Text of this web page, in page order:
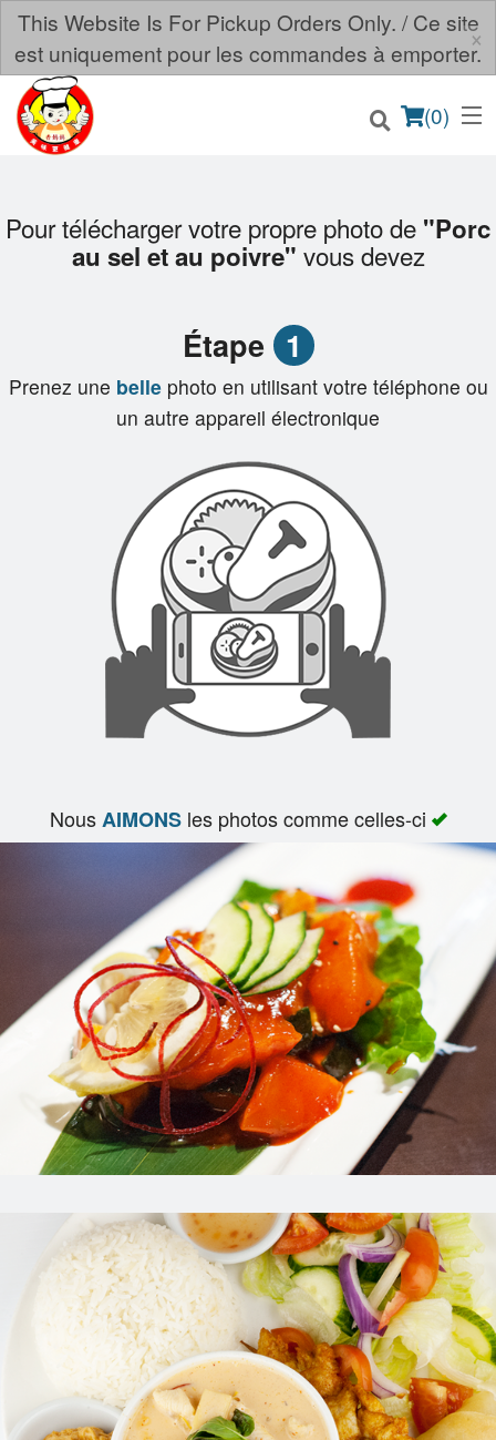
This Website Is For Pickup Orders Only. / Ce site
est uniquement pour les commandes à emporter.
×
(0)
Commander en ligne
Panier (0)
Rechercher
Pour télécharger votre propre photo de "Porc
au sel et au poivre" vous devez
Étape 1
Prenez une belle photo en utilisant votre téléphone ou
un autre appareil électronique
NousAIMONSles photos comme celles-ci